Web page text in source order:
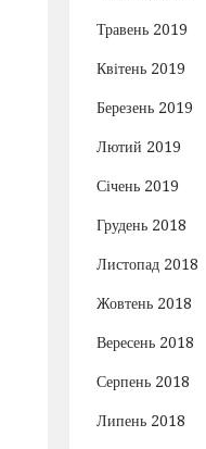
Травень 2019
Квітень 2019
Березень 2019
Лютий 2019
Січень 2019
Грудень 2018
Листопад 2018
Жовтень 2018
Вересень 2018
Серпень 2018
Липень 2018